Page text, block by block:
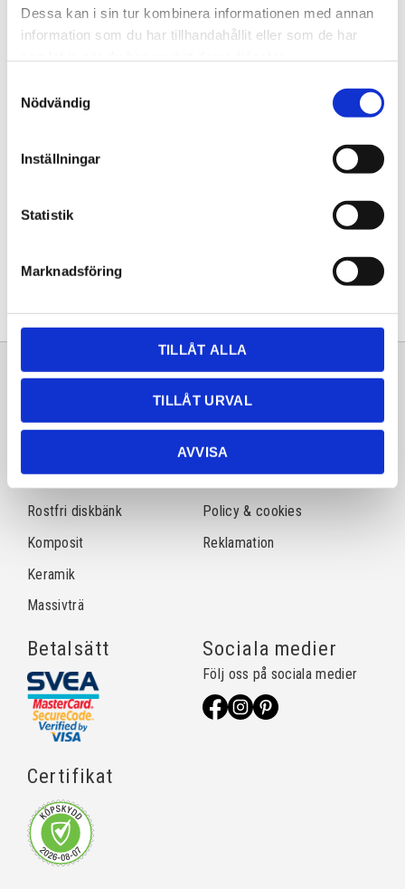
Dessa kan i sin tur kombinera informationen med annan
information som du har tillhandahållit eller som de har
Nödvändig
Inställningar
Statistik
Marknadsföring
TILLÅT ALLA
TILLÅT URVAL
AVVISA
Antal
Lagervara
Artikelnr
20261298
Sortiment
Natursten
Rostfri diskbänk
Komposit
Keramik
Massivträ
Information
Frågor & svar
Köpvillkor
Policy & cookies
Reklamation
Betalsätt
Certifikat
Sociala medier
Följ oss på sociala medier